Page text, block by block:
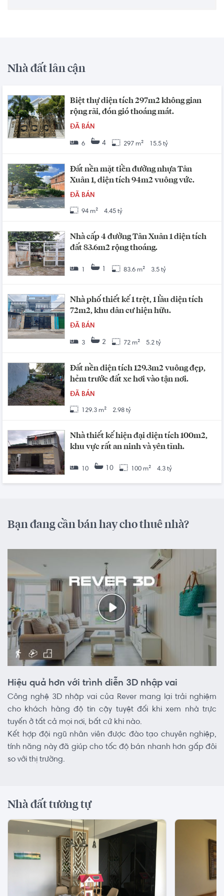
Nhà đất lân cận
Biệt thự diện tích 297m2 không gian
rộng rãi, đón gió thoáng mát.
ĐÃ BÁN
6 4 297 m² 15.5 tỷ
Đất nền mặt tiền đường nhựa Tân
Xuân 1, diện tích 94m2 vuông vức.
ĐÃ BÁN
94 m² 4.45 tỷ
Nhà cấp 4 đường Tân Xuân 1 diện tích
đất 83.6m2 rộng thoáng.
1 83.6 m² 3.5 tỷ
Nhà phố thiết kế 1 trệt, 1 lầu diện tích
72m2, khu dân cư hiện hữu.
ĐÃ BÁN
3 2 72 m² 5.2 tỷ
Đất nền diện tích 129.3m2 vuông đẹp,
hẻm trước đất xe hơi vào tận nơi.
ĐÃ BÁN
129.3 m² 2.98 tỷ
Nhà thiết kế hiện đại diện tích 100m2,
khu vực rất an ninh và yên tĩnh.
10 10 100 m² 4.3 tỷ
Bạn đang cần bán hay cho thuê nhà?
Hiệu quả hơn với trình diễn 3D nhập vai
Công nghệ 3D nhập vai của Rever mang lại trải nghiệm
cho khách hàng độ tin cậy tuyệt đối khi xem nhà trực
tuyến ở tất cả mọi nơi, bất cứ khi nào.
Kết hợp đội ngũ nhân viên được đào tạo chuyên nghiệp,
tính năng này đã giúp cho tốc độ bán nhanh hơn gấp đôi
so với thị trường.
Nhà đất tương tự